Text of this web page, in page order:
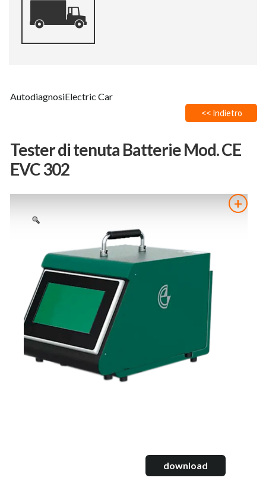
AutodiagnosiElectric Car
<< Indietro
Tester di tenuta Batterie Mod. CE
EVC 302
download